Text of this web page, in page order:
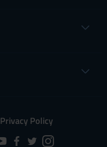
Privacy Policy